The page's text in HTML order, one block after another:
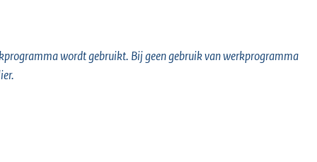
wordt gebruikt. Bij geen gebruik van werkprogramma